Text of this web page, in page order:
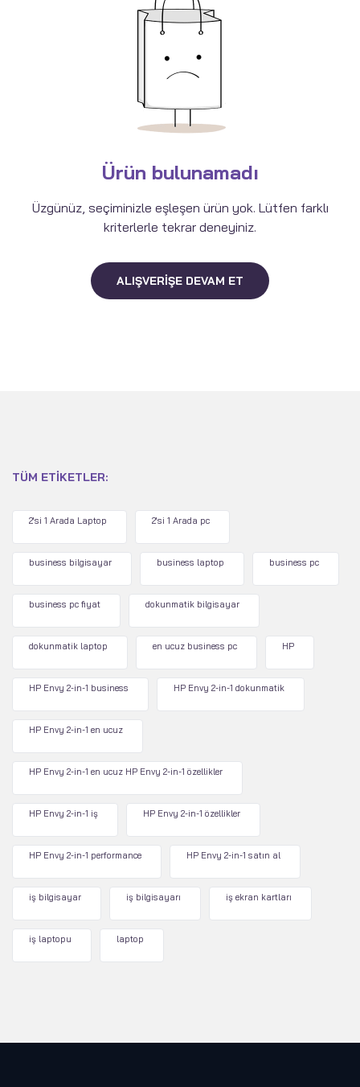
Ürün bulunamadı
Üzgünüz, seçiminizle eşleşen ürün yok. Lütfen farklı
kriterlerle tekrar deneyiniz.
ALIŞVERIŞE DEVAM ET
TÜM ETIKETLER:
2'si 1 Arada Laptop 2'si 1 Arada pc
business bilgisayar business laptop business pc
business pc fiyat dokunmatik bilgisayar
dokunmatik laptop en ucuz business pc HP
HP Envy 2-in-1 business HP Envy 2-in-1 dokunmatik
HP Envy 2-in-1 en ucuz
HP Envy 2-in-1 en ucuz HP Envy 2-in-1 özellikler
HP Envy 2-in-1 iş HP Envy 2-in-1 özellikler
HP Envy 2-in-1 performance HP Envy 2-in-1 satın al
iş bilgisayar iş bilgisayarı iş ekran kartları
iş laptopu laptop